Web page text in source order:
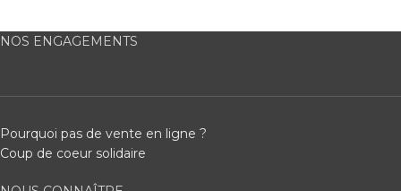
NOS ENGAGEMENTS
Pourquoi pas de vente en ligne ?
Coup de coeur solidaire